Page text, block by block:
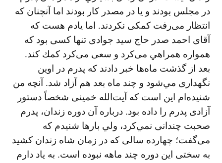
در مجلس بودند و يا در مصدر كار بودند اما آنچنان كه
انتظار می‌رفت كمكی نكردند. اما يادم هست كه
آقای احمد صدر حاج سيد جوادی تنها كسی بود كه
همواره همراهي می‌كرد و سعی می‌كرد كمك كند.
بعد از گذشت ماه‌ها خبر دادند كه پدرم در اوين
نگهداری مي‌شود و چند ماه بعد هم آزاد شد. آنچه من
شنيده‌ام اين است كه آيت‌الله خمينی شخصاً دستور
آزادی پدرم را داده بود. درباره آن دوره زندان، پدرم
صحبت چندانی نمي‌كرد، ولي بارها شنيدم كه
می‌گفت؛ چهارده سالی كه در زمان شاه زندان كشيد
به سختی اين دوره چند ماهه نبوده است. به ياد دارم